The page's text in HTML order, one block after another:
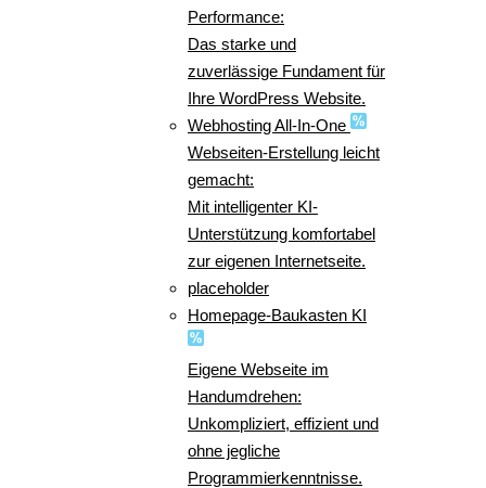
Performance:
Das starke und
zuverlässige Fundament für
Ihre WordPress Website.
Webhosting All-In-One
Webseiten-Erstellung leicht
gemacht:
Mit intelligenter KI-
Unterstützung komfortabel
zur eigenen Internetseite.
placeholder
Homepage-Baukasten KI
Eigene Webseite im
Handumdrehen:
Unkompliziert, effizient und
ohne jegliche
Programmierkenntnisse.